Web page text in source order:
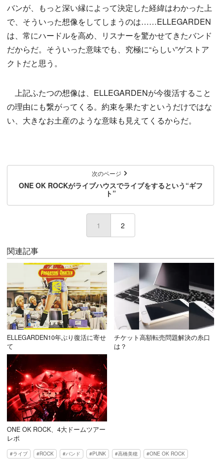
バンが、もっと深い縁によって決定した経緯はわかった上
で、そういった想像をしてしまうのは……ELLEGARDEN
は、常にハードルを高め、リスナーを驚かせてきたバンド
だからだ。そういった意味でも、究極に“らしい”ゲストア
クトだと思う。
上記ふたつの想像は、ELLEGARDENが今復活すること
の理由にも繋がってくる。約束を果たすというだけではな
い、大きなお土産のような意味も見えてくるからだ。
次のページ
ONE OK ROCKがライブハウスでライブをするという“ギフ
ト”
1 (current)
2
関連記事
ELLEGARDEN10年ぶり復活に寄せ
て
チケット高額転売問題解決の糸口
は？
ONE OK ROCK、4大ドームツアー
レポ
ライブ ROCK バンド PUNK 高橋美穂
ONE OK ROCK